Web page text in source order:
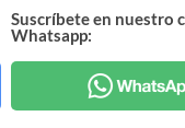
Suscríbete en nuestro
Whatsapp: